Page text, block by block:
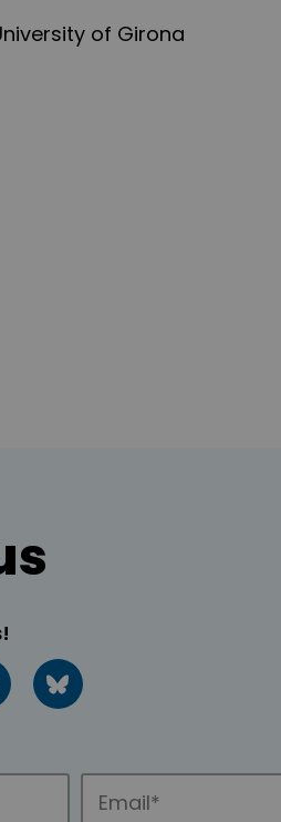
of Girona